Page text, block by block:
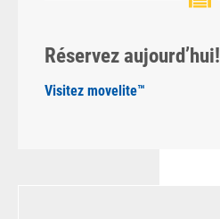
Réservez aujourd’hui!
Visitez movelite™